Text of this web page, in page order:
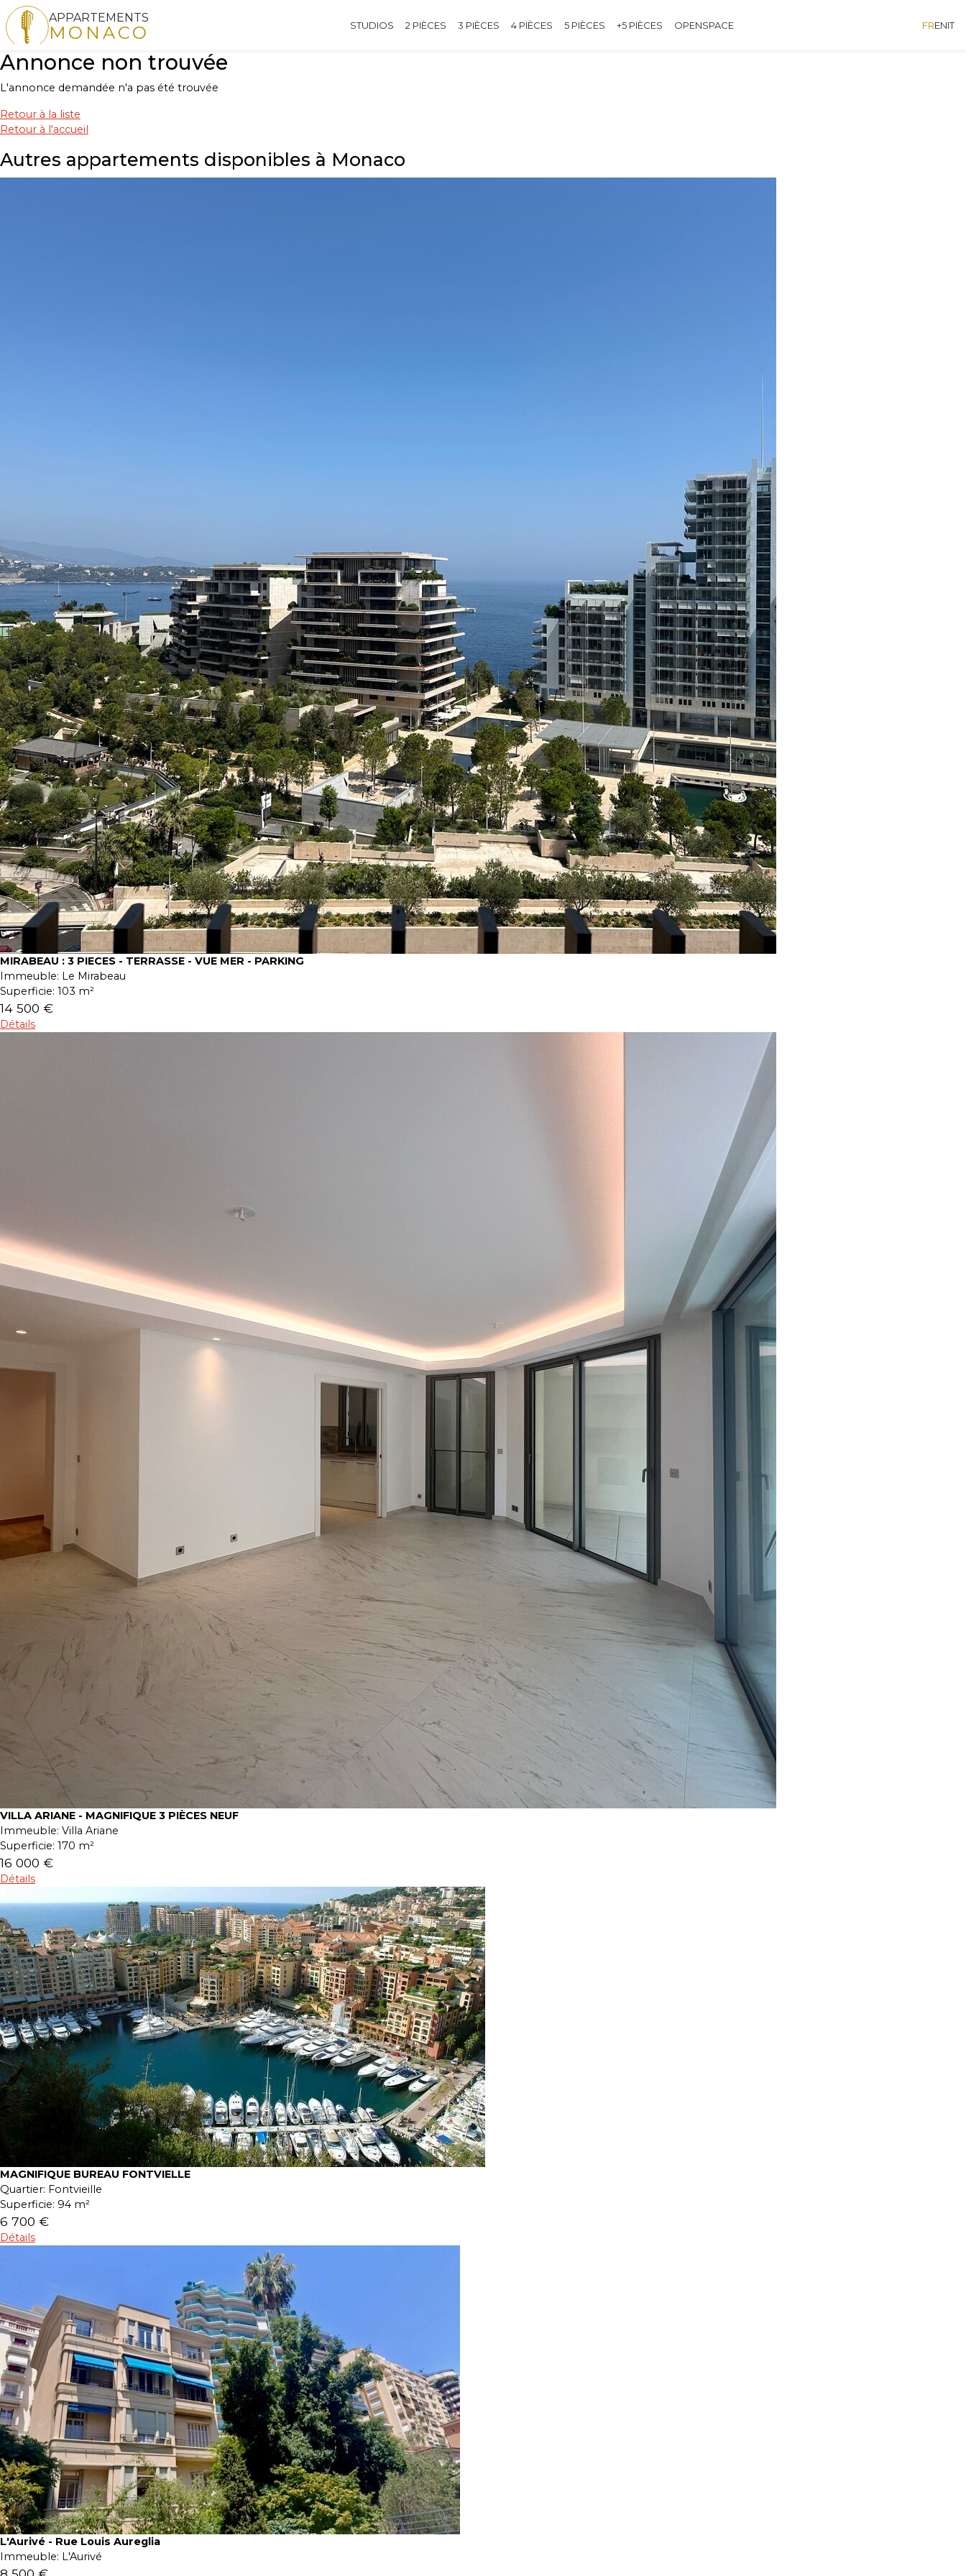
APPARTEMENTS
MONACO STUDIOS 2 PIÈCES 3 PIÈCES 4 PIÈCES 5 PIÈCES +5 PIÈCES OPENSPACE FRENIT
Annonce non trouvée
L'annonce demandée n'a pas été trouvée
Retour à la liste
Retour à l'accueil
Autres appartements disponibles à Monaco
MIRABEAU : 3 PIECES - TERRASSE - VUE MER - PARKING
Immeuble: Le Mirabeau
Superficie: 103 m²
14 500 €
Détails
VILLA ARIANE - MAGNIFIQUE 3 PIÈCES NEUF
Immeuble: Villa Ariane
Superficie: 170 m²
16 000 €
Détails
MAGNIFIQUE BUREAU FONTVIELLE
Quartier: Fontvieille
Superficie: 94 m²
6 700 €
Détails
L'Aurivé - Rue Louis Aureglia
Immeuble: L'Aurivé